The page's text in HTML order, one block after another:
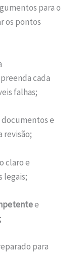
para o
os pontos
cada
falhas;
e
revisão;
claro e
legais;
e
para